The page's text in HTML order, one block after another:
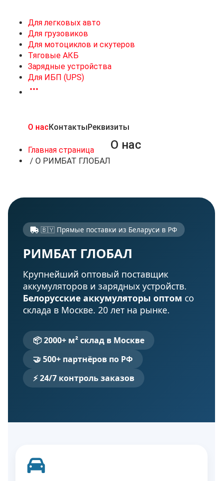
Для легковых авто
Для грузовиков
Для мотоциклов и скутеров
Тяговые АКБ
Зарядные устройства
Для ИБП (UPS)
О насКонтактыРеквизиты
Главная страница
/ О РИМБАТ ГЛОБАЛ
О нас
🇧🇾 Прямые поставки из Беларуси в РФ
РИМБАТ ГЛОБАЛ
Крупнейший оптовый поставщик
аккумуляторов и зарядных устройств.
Белорусские аккумуляторы оптом со
склада в Москве. 20 лет на рынке.
📦 2000+ м² склад в Москве
🤝 500+ партнёров по РФ
⚡ 24/7 контроль заказов